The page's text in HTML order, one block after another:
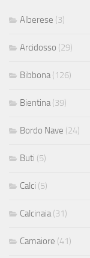
Alberese (3)
Arcidosso (29)
Bibbona (126)
Bientina (39)
Bordo Nave (24)
Buti (5)
Calci (5)
Calcinaia (31)
Camaiore (41)